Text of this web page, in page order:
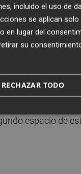
son cada
destacado que
para dar
Esta nueva plaza
los juegos
espacio de
incluido el uso de
se aplican
en lugar del
su
RECHAZAR TODO